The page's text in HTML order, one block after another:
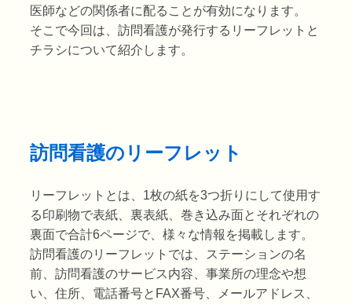
医師などの関係者に配ることが有効になります。
そこで今回は、訪問看護が発行するリーフレットと
チラシについて紹介します。
訪問看護のリーフレット
リーフレットとは、1枚の紙を3つ折りにして使用す
る印刷物で表紙、裏表紙、巻き込み面とそれぞれの
裏面で合計6ページで、様々な情報を掲載します。
訪問看護のリーフレットでは、ステーションの名
前、訪問看護のサービス内容、事業所の理念や想
い、住所、電話番号とFAX番号、メールアドレス、